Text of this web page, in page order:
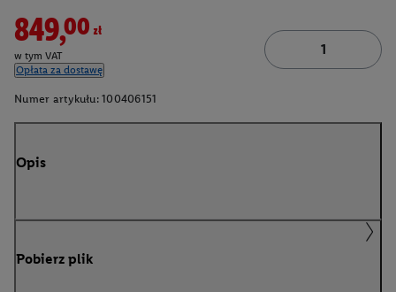
849,00zł
w tym VAT
Opłata za dostawę
Numer artykułu: 100406151
Opis
Pobierz plik